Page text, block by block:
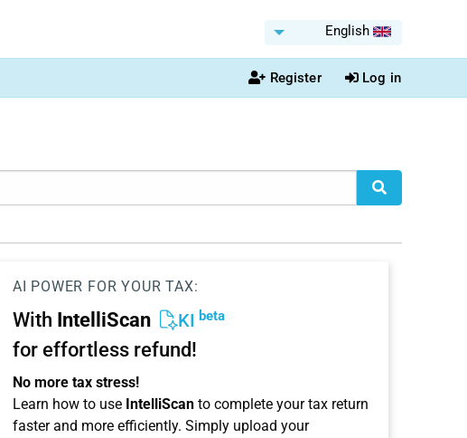
English
Register Log in
AI POWER FOR YOUR TAX:
With IntelliScan KI beta
for effortless refund!
No more tax stress!
Learn how to use IntelliScanto complete your tax return
faster and more efficiently. Simply upload your